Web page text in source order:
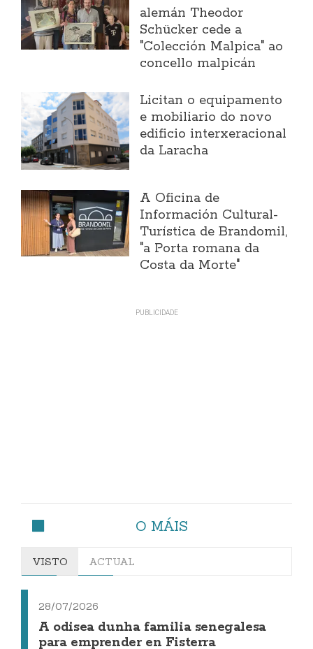
alemán Theodor
Schücker cede a
"Colección Malpica" ao
concello malpicán
Licitan o equipamento
e mobiliario do novo
edificio interxeracional
da Laracha
A Oficina de
Información Cultural-
Turística de Brandomil,
"a Porta romana da
Costa da Morte"
O MÁIS
VISTO ACTUAL
28/07/2026
A odisea dunha familia senegalesa
para emprender en Fisterra